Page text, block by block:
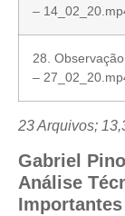
–
28.
–
23 Arquivos;
Gabriel
Análise